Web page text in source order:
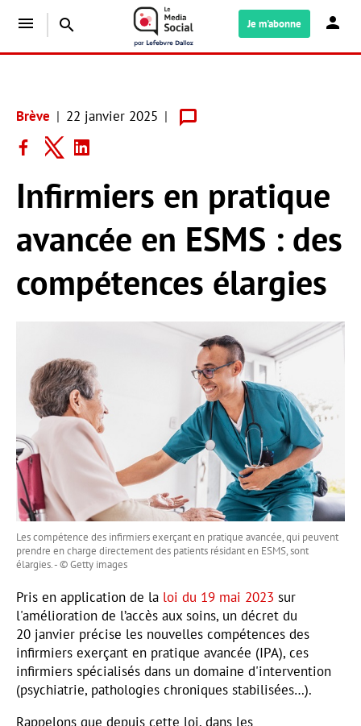
menu search Je m'abonne
Brève 22 janvier 2025
Infirmiers en pratique
avancée en ESMS : des
compétences élargies
Les compétence des infirmiers exerçant en pratique avancée, qui peuvent
prendre en charge directement des patients résidant en ESMS, sont
élargies. - © Getty images
Pris en application de la loi du 19 mai 2023 sur
l'amélioration de l’accès aux soins, un décret du
20 janvier précise les nouvelles compétences des
infirmiers exerçant en pratique avancée (IPA), ces
infirmiers spécialisés dans un domaine d'intervention
(psychiatrie, pathologies chroniques stabilisées…).
Rappelons que depuis cette loi, dans les